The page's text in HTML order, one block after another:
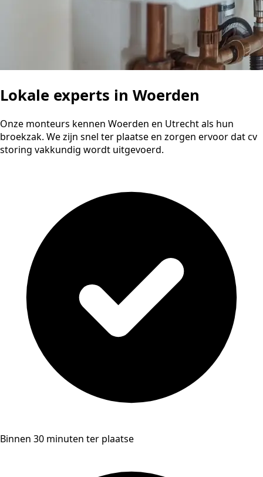
Lokale experts in Woerden
Onze monteurs kennen Woerden en Utrecht als hun
broekzak. We zijn snel ter plaatse en zorgen ervoor dat cv
storing vakkundig wordt uitgevoerd.
Binnen 30 minuten ter plaatse